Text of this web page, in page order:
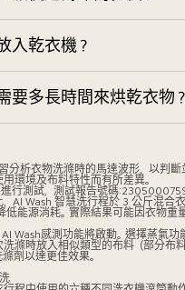
入乾衣機？
要多長時間來烘乾衣物？
分析衣物洗滌時的馬達波形，以判斷
環境及布料特性而有所差異。
行測試，測試報告號碼
AI Wash 智慧洗行程於 3 公斤混合
能源消耗。實際結果可能因衣物重
Wash感測功能將啟動。選擇蒸氣功
滌時放入相似類型的布料（部分布
劑以達更佳效果。